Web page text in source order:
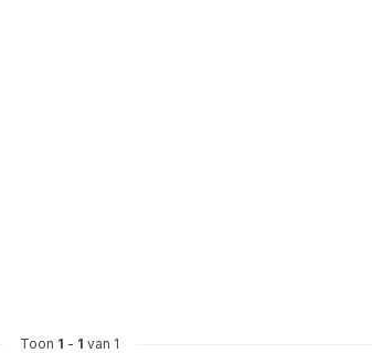
Toon 1 - 1 van 1